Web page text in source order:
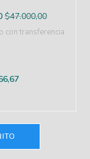
$47.000,00
con transferencia